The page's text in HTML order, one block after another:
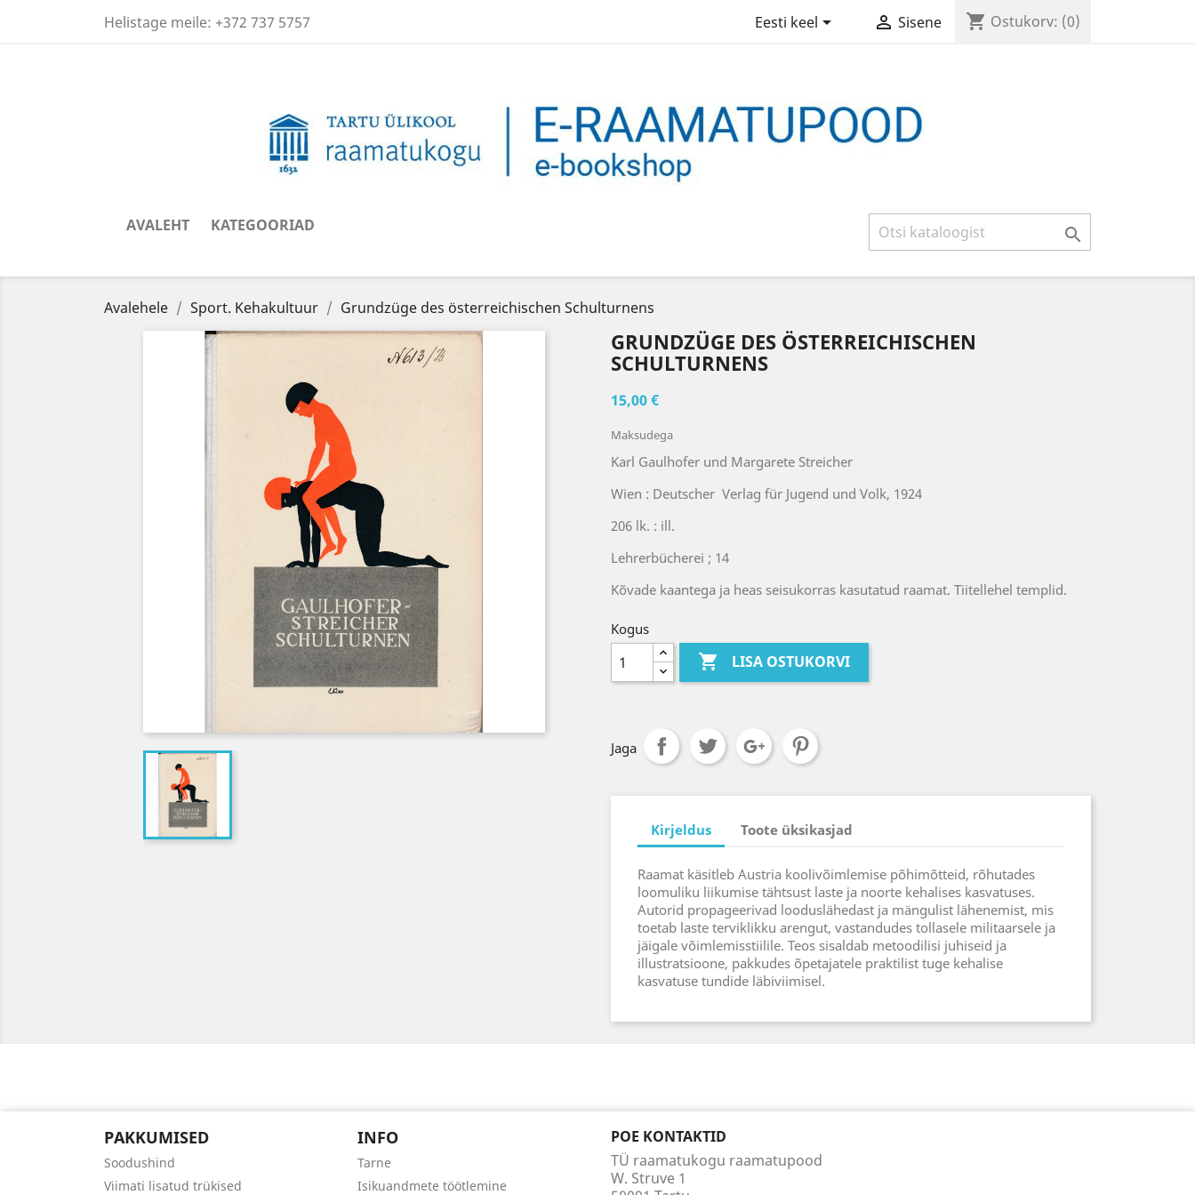
Helistage meile: +372 737 5757 Eesti keel  Sisene shopping_cart Ostukorv: (0)
AVALEHT KATEGOORIAD 
Avalehele Sport. Kehakultuur Grundzüge des österreichischen Schulturnens
GRUNDZÜGE DES ÖSTERREICHISCHEN
SCHULTURNENS
15,00 €
Maksudega
Karl Gaulhofer und Margarete Streicher
Wien : Deutscher Verlag für Jugend und Volk, 1924
206 lk. : ill.
Lehrerbücherei ; 14
Kõvade kaantega ja heas seisukorras kasutatud raamat. Tiitellehel templid.
Kogus
 LISA OSTUKORVI
Jaga
Kirjeldus Toote üksikasjad
Raamat käsitleb Austria koolivõimlemise põhimõtteid, rõhutades
loomuliku liikumise tähtsust laste ja noorte kehalises kasvatuses.
Autorid propageerivad looduslähedast ja mängulist lähenemist, mis
toetab laste terviklikku arengut, vastandudes tollasele militaarsele ja
jäigale võimlemisstiilile. Teos sisaldab metoodilisi juhiseid ja
illustratsioone, pakkudes õpetajatele praktilist tuge kehalise
kasvatuse tundide läbiviimisel.
PAKKUMISED
Soodushind
Viimati lisatud trükised
INFO
Tarne
Isikuandmete töötlemine
POE KONTAKTID
TÜ raamatukogu raamatupood
W. Struve 1